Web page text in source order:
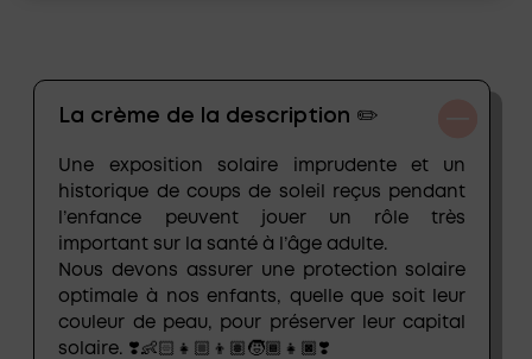
La crème de la description ✏️
Une exposition solaire imprudente et un
historique de coups de soleil reçus pendant
l’enfance peuvent jouer un rôle très
important sur la santé à l’âge adulte.
Nous devons assurer une protection solaire
optimale à nos enfants, quelle que soit leur
couleur de peau, pour préserver leur capital
solaire. ❣️👶🏻👧🏼👦🏽🧒🏾👧🏿❣️